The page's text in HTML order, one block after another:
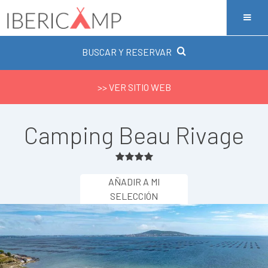
BUSCAR Y RESERVAR
>> VER SITIO WEB
Camping Beau Rivage
AÑADIR A MI
SELECCIÓN